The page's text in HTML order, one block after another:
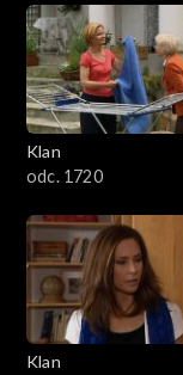
Klan
odc. 1720
Klan